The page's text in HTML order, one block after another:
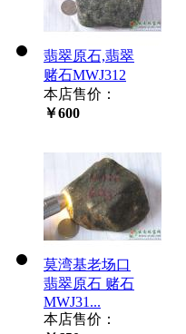
翡翠原石,翡翠
赌石MWJ312
本店售价：
￥600
莫湾基老场口
翡翠原石 赌石
MWJ31...
本店售价：